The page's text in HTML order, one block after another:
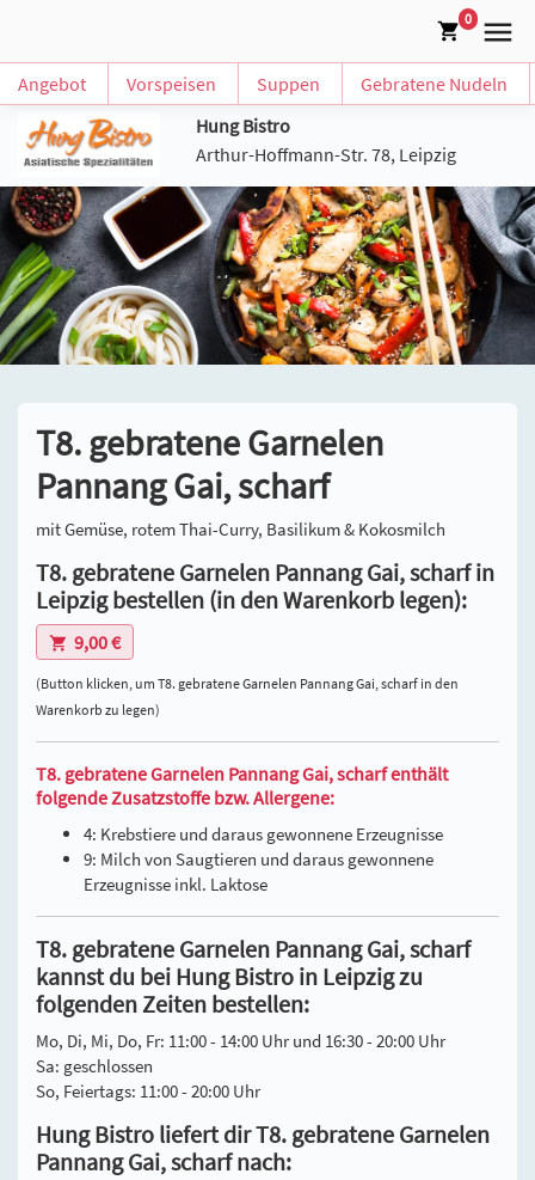
0
Angebot Vorspeisen Suppen
Gebratene Nudeln
Hung Bistro
Arthur-Hoffmann-Str. 78, Leipzig
T8. gebratene Garnelen
Pannang Gai, scharf
mit Gemüse, rotem Thai-Curry, Basilikum & Kokosmilch
T8. gebratene Garnelen Pannang Gai, scharf in
Leipzig bestellen (in den Warenkorb legen):
9,00 €
(Button klicken, um T8. gebratene Garnelen Pannang Gai, scharf in den
Warenkorb zu legen)
T8. gebratene Garnelen Pannang Gai, scharf enthält
folgende Zusatzstoffe bzw. Allergene:
4: Krebstiere und daraus gewonnene Erzeugnisse
9: Milch von Saugtieren und daraus gewonnene
Erzeugnisse inkl. Laktose
T8. gebratene Garnelen Pannang Gai, scharf
kannst du bei Hung Bistro in Leipzig zu
folgenden Zeiten bestellen:
Mo, Di, Mi, Do, Fr: 11:00 - 14:00 Uhr und 16:30 - 20:00 Uhr
Sa: geschlossen
So, Feiertags: 11:00 - 20:00 Uhr
Hung Bistro liefert dir T8. gebratene Garnelen
Pannang Gai, scharf nach: